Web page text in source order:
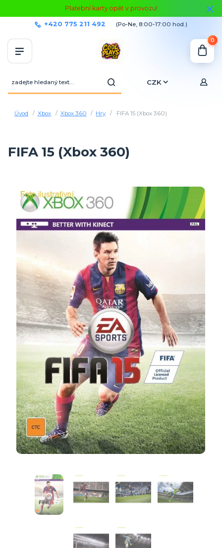
Platební karty opět v provozu!
CZK
+420 775 211 492 (Po-Ne, 8:00-17:00 hod.)
0
Úvod Xbox Xbox 360 Hry FIFA 15 (Xbox 360)
FIFA 15 (Xbox 360)